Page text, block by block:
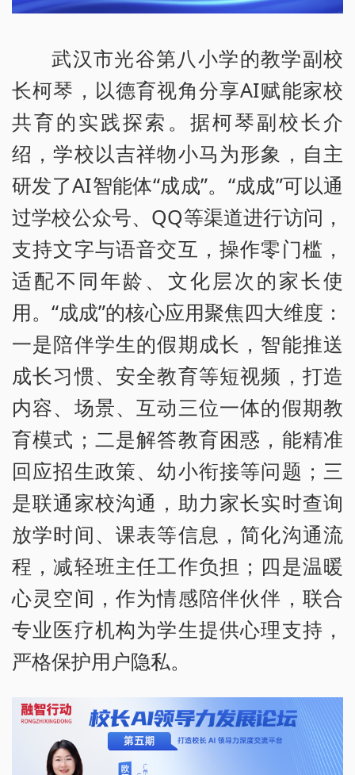
武汉市光谷第八小学的教学副校
长柯琴，以德育视角分享AI赋能家校
共育的实践探索。据柯琴副校长介
绍，学校以吉祥物小马为形象，自主
研发了AI智能体“成成”。“成成”可以通
过学校公众号、QQ等渠道进行访问，
支持文字与语音交互，操作零门槛，
适配不同年龄、文化层次的家长使
用。“成成”的核心应用聚焦四大维度：
一是陪伴学生的假期成长，智能推送
成长习惯、安全教育等短视频，打造
内容、场景、互动三位一体的假期教
育模式；二是解答教育困惑，能精准
回应招生政策、幼小衔接等问题；三
是联通家校沟通，助力家长实时查询
放学时间、课表等信息，简化沟通流
程，减轻班主任工作负担；四是温暖
心灵空间，作为情感陪伴伙伴，联合
专业医疗机构为学生提供心理支持，
严格保护用户隐私。